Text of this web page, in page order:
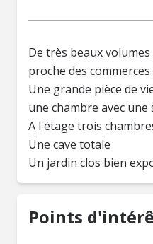
De très beaux
proche des
Une grande pièce de
une chambre avec une
A l'étage trois
Une cave totale
Un jardin clos bien
Points